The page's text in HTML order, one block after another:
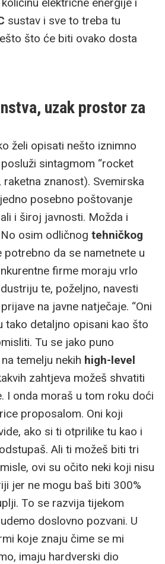
sustav i sve to treba tu
što će biti ovako dosta
uzak prostor za
želi opisati nešto iznimno
sintagmom “rocket
raketna znanost). Svemirska
posebno poštovanje
i široj javnosti. Možda i
osim odličnog tehničkog
potrebno da se nametnete u
firme moraju vrlo
te, poželjno, navesti
na javne natječaje. “Oni
tako detaljno opisani kao što
Tu se jako puno
temelju nekih high-level
zahtjeva možeš shvatiti
I onda moraš u tom roku doći
proposalom. Oni koji
ako si ti otprilike tu kao i
Ali ti možeš biti tri
ovi su očito neki koji nisu
jer ne mogu baš biti 300%
To se razvija tijekom
doslovno pozvani. U
koje znaju čime se mi
imaju hardverski dio